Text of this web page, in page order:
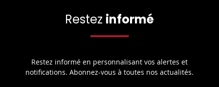
Restez informé
Restez informé en personnalisant vos alertes et
notifications. Abonnez-vous à toutes nos actualités.